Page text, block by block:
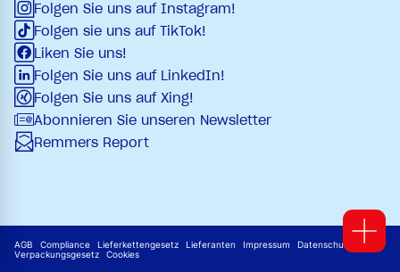
Folgen Sie uns auf Instagram!
Folgen sie uns auf TikTok!
Liken Sie uns!
Folgen Sie uns auf LinkedIn!
Folgen Sie uns auf Xing!
Abonnieren Sie unseren Newsletter
Remmers Report
AGB Compliance Lieferkettengesetz Lieferanten Impressum
Datenschutz
Verpackungsgesetz
Cookies